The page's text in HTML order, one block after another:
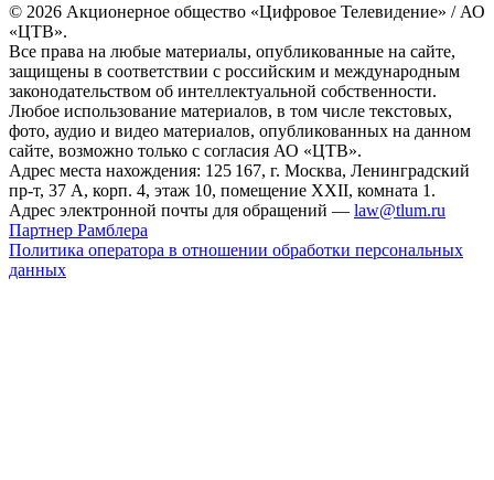
© 2026 Акционерное общество «Цифровое Телевидение» / АО
«ЦТВ».
Все права на любые материалы, опубликованные на сайте,
защищены в соответствии с российским и международным
законодательством об интеллектуальной собственности.
Любое использование материалов, в том числе текстовых,
фото, аудио и видео материалов, опубликованных на данном
сайте, возможно только с согласия АО «ЦТВ».
Адрес места нахождения: 125 167, г. Москва, Ленинградский
пр-т, 37 А, корп. 4, этаж 10, помещение XXII, комната 1.
Адрес электронной почты для обращений — law@tlum.ru
Партнер Рамблера
Политика оператора в отношении обработки персональных
данных